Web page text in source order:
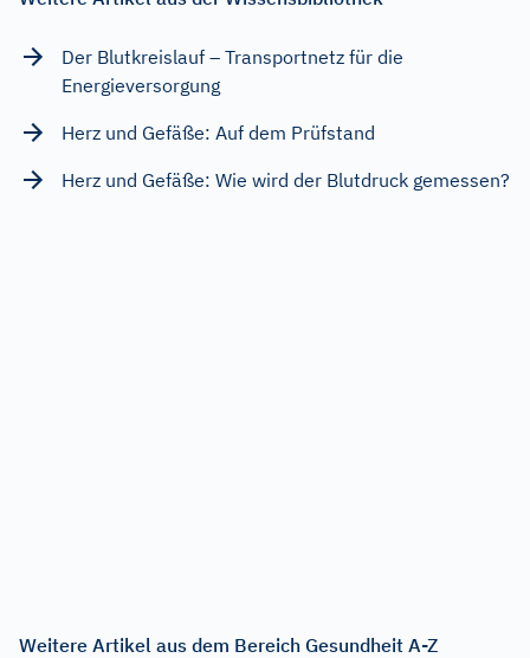
Der Blutkreislauf – Transportnetz für die
Energieversorgung
Herz und Gefäße: Auf dem Prüfstand
Herz und Gefäße: Wie wird der Blutdruck gemessen?
Weitere Artikel aus dem Bereich Gesundheit A-Z